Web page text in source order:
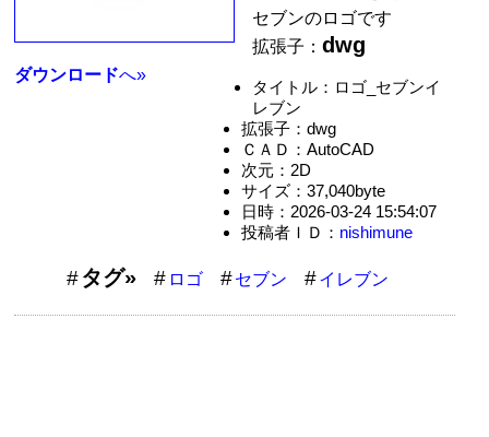
ダウンロードへ»
セブンのロゴです
拡張子：dwg
タイトル：ロゴ_セブンイ
レブン
拡張子：dwg
ＣＡＤ：AutoCAD
次元：2D
サイズ：37,040byte
日時：2026-03-24 15:54:07
投稿者ＩＤ： nishimune
タグ» ロゴ セブン イレブン